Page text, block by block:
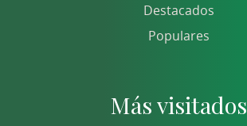
Destacados
Populares
Más visitados